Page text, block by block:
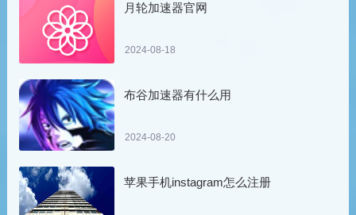
月轮加速器官网
2024-08-18
布谷加速器有什么用
2024-08-20
苹果手机instagram怎么注册